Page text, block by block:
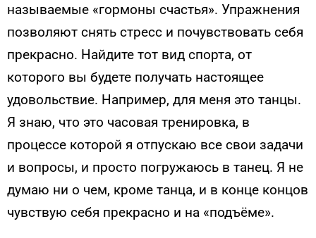
называемые «гормоны счастья». Упражнения
позволяют снять стресс и почувствовать себя
прекрасно. Найдите тот вид спорта, от
которого вы будете получать настоящее
удовольствие. Например, для меня это танцы.
Я знаю, что это часовая тренировка, в
процессе которой я отпускаю все свои задачи
и вопросы, и просто погружаюсь в танец. Я не
думаю ни о чем, кроме танца, и в конце концов
чувствую себя прекрасно и на «подъёме».